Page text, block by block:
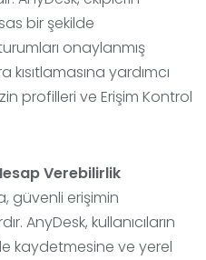
bir şekilde
onaylanmış
yardımcı
profilleri ve Erişim Kontrol
Verebilirlik
güvenli erişimin
AnyDesk, kullanıcıların
kaydetmesine ve yerel